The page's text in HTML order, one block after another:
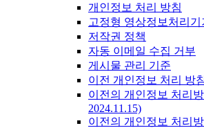
개인정보 처리 방침
고정형 영상정보처리기
저작권 정책
자동 이메일 수집 거부
게시물 관리 기준
이전 개인정보 처리 방
이전의 개인정보 처리
2024.11.15)
이전의 개인정보 처리